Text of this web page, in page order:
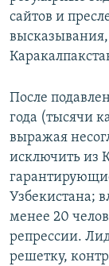
сайтов и
После
года (тысячи
выражая
исключить из
Узбекистана;
менее 20
репрессии.
решетку,